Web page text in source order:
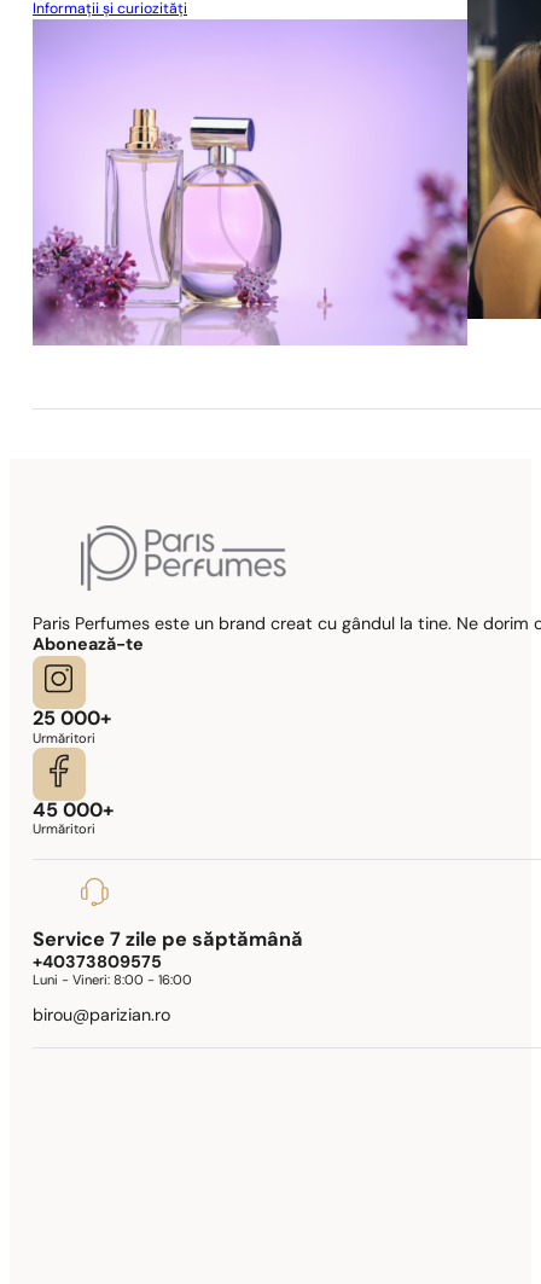
Informații și curiozități
Paris Perfumes este un brand creat cu gândul la tine. Ne
Abonează-te
25 000+
Urmăritori
45 000+
Urmăritori
Service 7 zile pe săptămână
+40373809575
Luni - Vineri:8:00 - 16:00
birou@parizian.ro